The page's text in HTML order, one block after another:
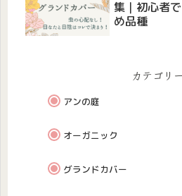
集｜初心者
め品種
カテゴリー
アンの庭
オーガニック
グランドカバー